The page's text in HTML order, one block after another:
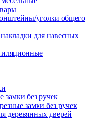
уголки общего
для навесных
замки без ручек
замки без ручек
деревянных дверей